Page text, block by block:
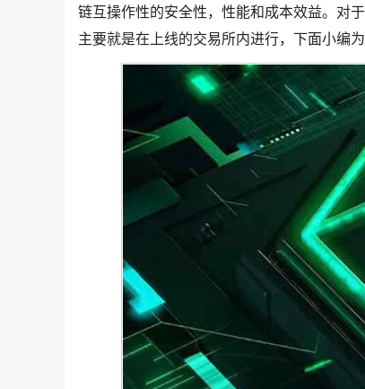
链互操作性的安全性，性能和成本效益。对
主要就是在上线的交易所内进行，下面小编